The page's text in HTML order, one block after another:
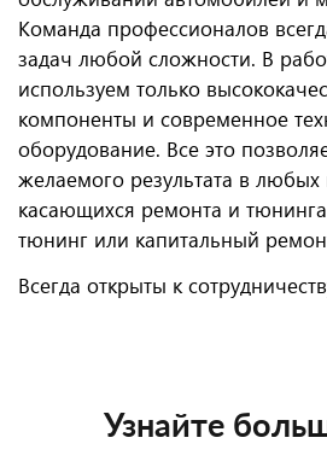
Команда профессионалов
задач любой сложности. В
используем только
компоненты и современное
оборудование. Все это
желаемого результата в любых
касающихся ремонта и
тюнинг или капитальный
Всегда открыты к
Узнайте